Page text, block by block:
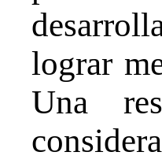
lograr
Una